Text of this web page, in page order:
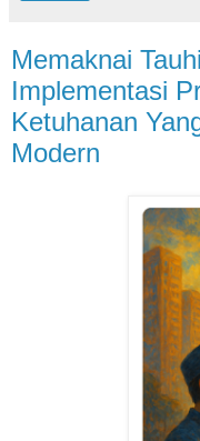
Memaknai
Implementasi
Ketuhanan
Modern